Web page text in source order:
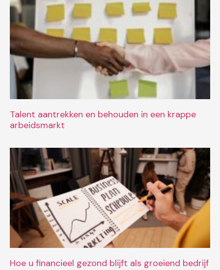
Talent aantrekken en behouden in een krappe
arbeidsmarkt
Hoe u financieel gezond blijft als groeiend bedrijf